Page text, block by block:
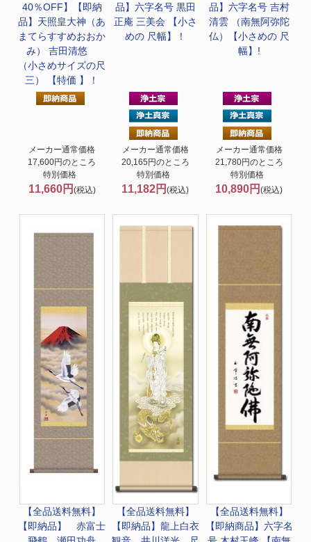
40％OFF】
【即納
品】天照皇大神（あ
まてらすすめおおか
み） 吉田清悠
（小さめサイズの尺
三） 【特価 】！
メーカー通常価格
17,600円のところ
特別価格
11,660円 (税込)
品】六字名号 黒田
正庵 三美会 【小さ
めの 尺幅】！
メーカー通常価格
20,165円のところ
特別価格
11,182円(税込)
品】六字名号 吉村
清雲 （南無阿弥陀
仏）【小さめの 尺
幅】!
メーカー通常価格
21,780円のところ
特別価格
10,890円(税込)
【全品送料無料】
【即納品】 赤富士
【全品送料無料】
【即納品】龍上白衣
【全品送料無料】
【即納商品】六字名